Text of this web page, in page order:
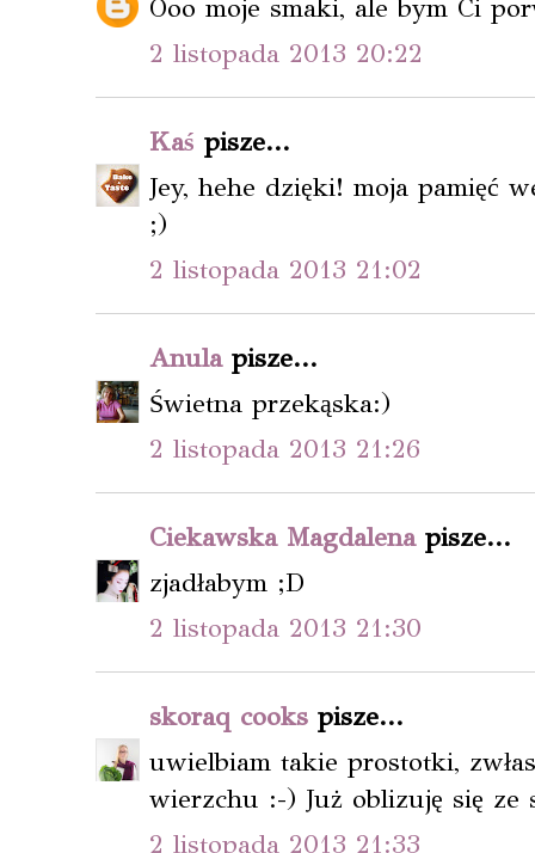
Ooo moje smaki, ale bym Ci
2 listopada 2013 20:22
Kaś pisze...
Jey, hehe dzięki! moja pamięć
;)
2 listopada 2013 21:02
Anulapisze...
Świetna przekąska:)
2 listopada 2013 21:26
Ciekawska Magdalenapisze...
zjadłabym ;D
2 listopada 2013 21:30
skoraq cooks pisze...
uwielbiam takie prostotki,
wierzchu :-) Już oblizuję się ze
2 listopada 2013 21:33